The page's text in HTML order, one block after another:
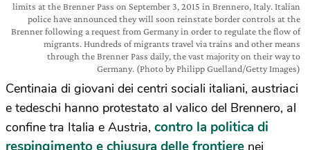
limits at the Brenner Pass on September 3, 2015 in Brennero, Italy. Italian
police have announced they will soon reinstate border controls at the
Brenner following a request from Germany in order to regulate the flow of
migrants. Hundreds of migrants travel via trains and other means
through the Brenner Pass daily, the vast majority on their way to
Germany. (Photo by Philipp Guelland/Getty Images)
Centinaia di giovani dei centri sociali italiani, austriaci
e tedeschi hanno protestato al valico del Brennero, al
confine tra Italia e Austria, contro la politica di
nei